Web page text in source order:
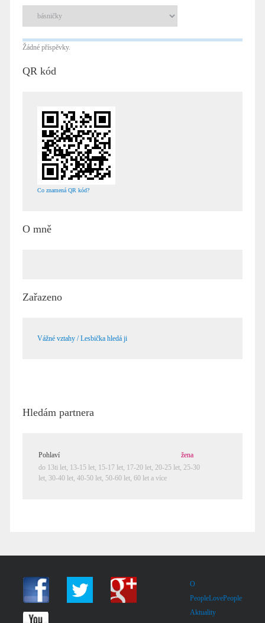
Žádné příspěvky.
QR kód
Co znamená QR kód?
O mně
Zařazeno
Vážné vztahy / Lesbička hledá ji
Hledám partnera
Pohlaví
žena
do 13ti let, 13-15 let, 15-17 let, 17-20 let, 20-25 let, 25-30
let, 30-40 let, 40-50 let, 50-60 let, 60 let a více
O
PeopleLovePeople
Aktuality